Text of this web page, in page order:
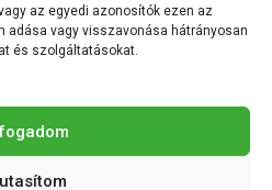
az egyedi azonosítók ezen az
adása vagy visszavonása hátrányosan
és szolgáltatásokat.
tevékenységét a
Mecenatúra program keretében